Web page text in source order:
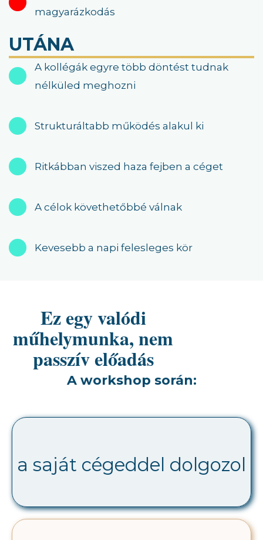
magyarázkodás
UTÁNA
A kollégák egyre több döntést tudnak
nélküled meghozni
Strukturáltabb működés alakul ki
Ritkábban viszed haza fejben a céget
A célok követhetőbbé válnak
Kevesebb a napi felesleges kör
Ez egy valódi
műhelymunka, nem
passzív előadás
A workshop során:
a saját cégeddel dolgozol